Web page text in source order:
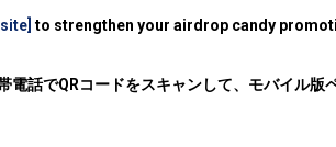
to strengthen your airdrop candy
電話でQRコードをスキャンして、モバイル版